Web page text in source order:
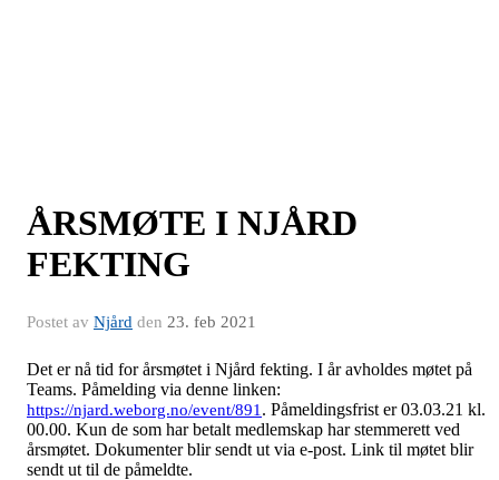
ÅRSMØTE I NJÅRD
FEKTING
Postet av Njård den 23. feb 2021
Det er nå tid for årsmøtet i Njård fekting. I år avholdes møtet på
Teams. Påmelding via denne linken:
https://njard.weborg.no/event/891 . Påmeldingsfrist er 03.03.21 kl.
00.00. Kun de som har betalt medlemskap har stemmerett ved
årsmøtet. Dokumenter blir sendt ut via e-post. Link til møtet blir
sendt ut til de påmeldte.